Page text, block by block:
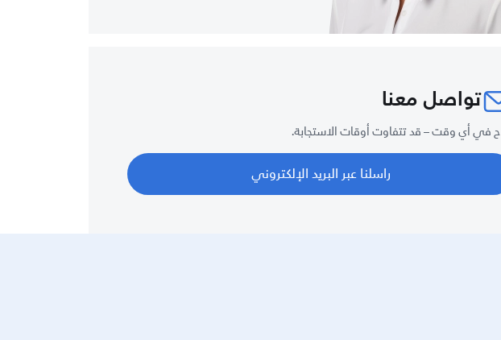
تواصل معنا
في أي وقت – قد تتفاوت أوقات الاستجابة.
راسلنا عبر البريد الإلكتروني